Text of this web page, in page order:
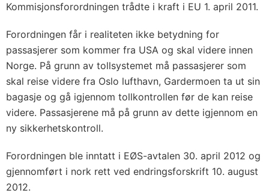
Kommisjonsforordningen trådte i kraft i EU 1. april 2011.
Forordningen får i realiteten ikke betydning for
passasjerer som kommer fra USA og skal videre innen
Norge. På grunn av tollsystemet må passasjerer som
skal reise videre fra Oslo lufthavn, Gardermoen ta ut sin
bagasje og gå igjennom tollkontrollen før de kan reise
videre. Passasjerene må på grunn av dette igjennom en
ny sikkerhetskontroll.
Forordningen ble inntatt i EØS-avtalen 30. april 2012 og
gjennomført i nork rett ved endringsforskrift 10. august
2012.